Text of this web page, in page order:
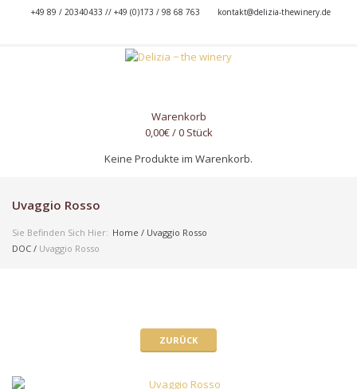
+49 89 / 20340433 // +49 (0)173 / 98 68 763 kontakt@delizia-thewinery.de
Warenkorb
0,00€/ 0 Stück
Keine Produkte im Warenkorb.
Uvaggio Rosso
Sie Befinden Sich Hier: Home / Uvaggio Rosso
DOC / Uvaggio Rosso
ZURÜCK